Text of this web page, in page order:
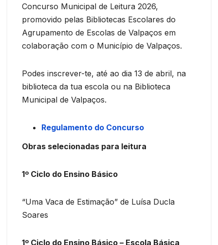
Concurso Municipal de Leitura 2026,
promovido pelas Bibliotecas Escolares do
Agrupamento de Escolas de Valpaços em
colaboração com o Município de Valpaços.
Podes inscrever-te, até ao dia 13 de abril, na
biblioteca da tua escola ou na Biblioteca
Municipal de Valpaços.
Regulamento do Concurso
Obras selecionadas para leitura
1º Ciclo do Ensino Básico
“Uma Vaca de Estimação” de Luísa Ducla
Soares
1º Ciclo do Ensino Básico – Escola Básica